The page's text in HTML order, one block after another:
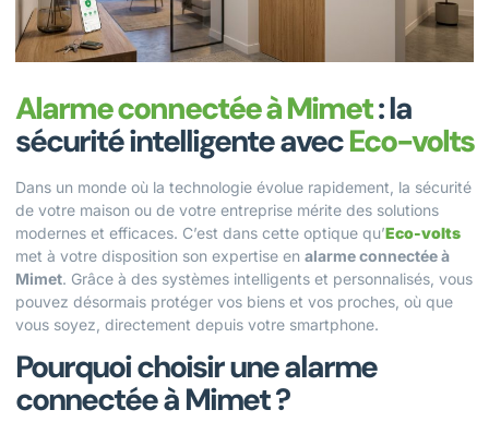
Alarme connectée à Mimet: la
sécurité intelligente avecEco-volts
Dans un monde où la technologie évolue rapidement, la sécurité
de votre maison ou de votre entreprise mérite des solutions
modernes et efficaces. C’est dans cette optique qu’Eco-volts
met à votre disposition son expertise en alarme connectée à
Mimet. Grâce à des systèmes intelligents et personnalisés, vous
pouvez désormais protéger vos biens et vos proches, où que
vous soyez, directement depuis votre smartphone.
Pourquoi choisir une alarme
connectée à Mimet ?